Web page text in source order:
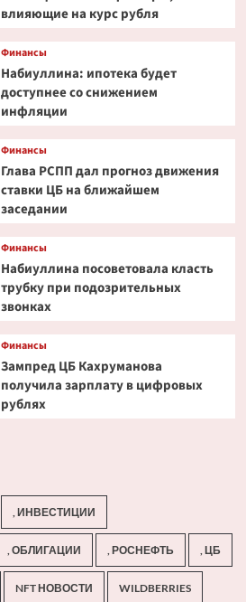
влияющие на курс рубля
Финансы
Набиуллина: ипотека будет
доступнее со снижением
инфляции
Финансы
Глава РСПП дал прогноз движения
ставки ЦБ на ближайшем
заседании
Финансы
Набиуллина посоветовала класть
трубку при подозрительных
звонках
Финансы
Зампред ЦБ Кахруманова
получила зарплату в цифровых
рублях
, ИНВЕСТИЦИИ
, ОБЛИГАЦИИ , РОСНЕФТЬ , ЦБ
NFT НОВОСТИ WILDBERRIES